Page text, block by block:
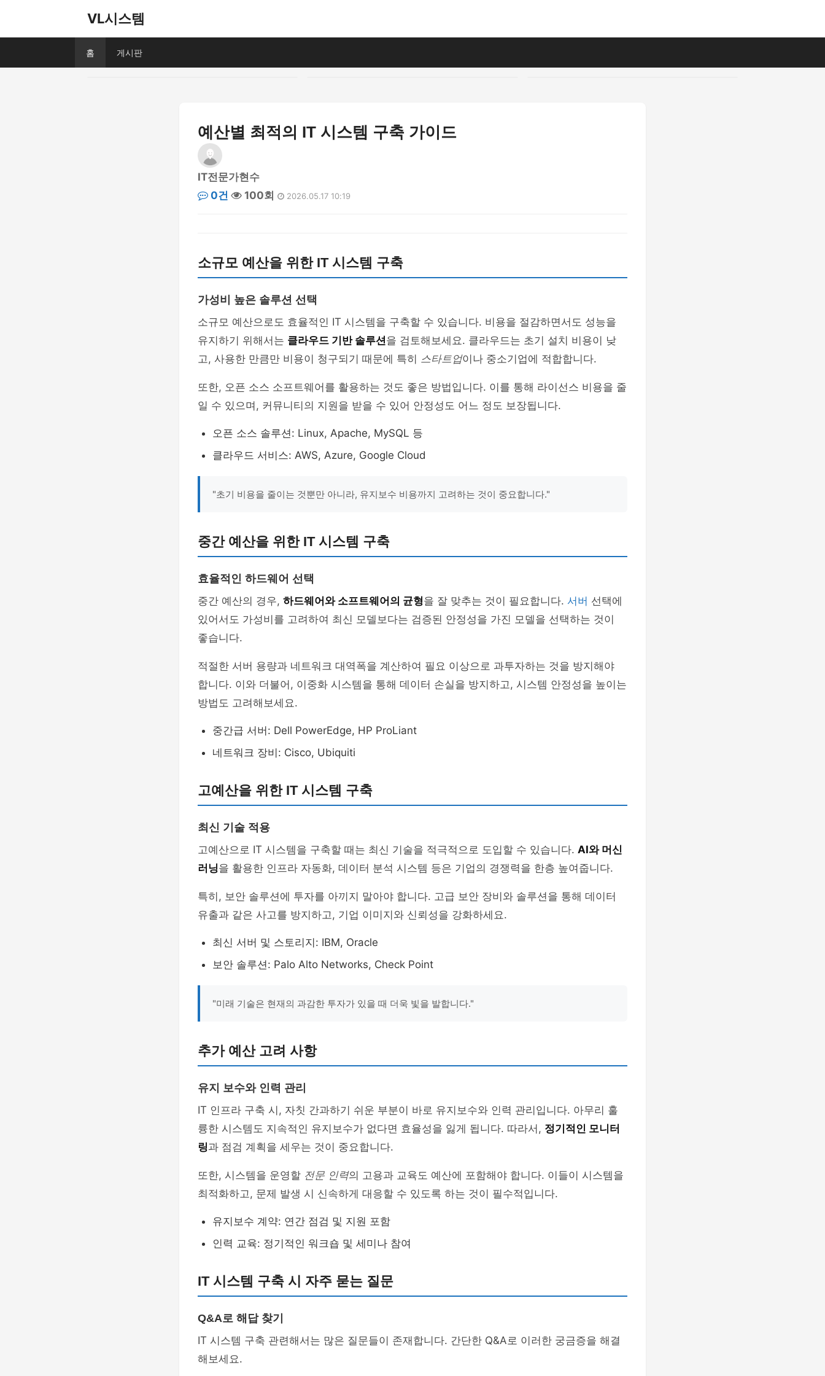
VL시스템
홈 게시판
예산별 최적의 IT 시스템 구축 가이드
IT전문가현수
0건
100회 2026.05.17 10:19
소규모 예산을 위한 IT 시스템 구축
가성비 높은 솔루션 선택
소규모 예산으로도 효율적인 IT 시스템을 구축할 수 있습니다. 비용을 절감하면서도 성능을
유지하기 위해서는 클라우드 기반 솔루션을 검토해보세요. 클라우드는 초기 설치 비용이 낮
고, 사용한 만큼만 비용이 청구되기 때문에 특히 스타트업이나 중소기업에 적합합니다.
또한, 오픈 소스 소프트웨어를 활용하는 것도 좋은 방법입니다. 이를 통해 라이선스 비용을 줄
일 수 있으며, 커뮤니티의 지원을 받을 수 있어 안정성도 어느 정도 보장됩니다.
오픈 소스 솔루션: Linux, Apache, MySQL 등
클라우드 서비스: AWS, Azure, Google Cloud
"초기 비용을 줄이는 것뿐만 아니라, 유지보수 비용까지 고려하는 것이 중요합니다."
중간 예산을 위한 IT 시스템 구축
효율적인 하드웨어 선택
중간 예산의 경우, 하드웨어와 소프트웨어의 균형을 잘 맞추는 것이 필요합니다. 서버 선택에
있어서도 가성비를 고려하여 최신 모델보다는 검증된 안정성을 가진 모델을 선택하는 것이
좋습니다.
적절한 서버 용량과 네트워크 대역폭을 계산하여 필요 이상으로 과투자하는 것을 방지해야
합니다. 이와 더불어, 이중화 시스템을 통해 데이터 손실을 방지하고, 시스템 안정성을 높이는
방법도 고려해보세요.
중간급 서버: Dell PowerEdge, HP ProLiant
네트워크 장비: Cisco, Ubiquiti
고예산을 위한 IT 시스템 구축
최신 기술 적용
고예산으로 IT 시스템을 구축할 때는 최신 기술을 적극적으로 도입할 수 있습니다. AI와 머신
러닝을 활용한 인프라 자동화, 데이터 분석 시스템 등은 기업의 경쟁력을 한층 높여줍니다.
특히, 보안 솔루션에 투자를 아끼지 말아야 합니다. 고급 보안 장비와 솔루션을 통해 데이터
유출과 같은 사고를 방지하고, 기업 이미지와 신뢰성을 강화하세요.
최신 서버 및 스토리지: IBM, Oracle
보안 솔루션: Palo Alto Networks, Check Point
"미래 기술은 현재의 과감한 투자가 있을 때 더욱 빛을 발합니다."
추가 예산 고려 사항
유지 보수와 인력 관리
IT 인프라 구축 시, 자칫 간과하기 쉬운 부분이 바로 유지보수와 인력 관리입니다. 아무리 훌
륭한 시스템도 지속적인 유지보수가 없다면 효율성을 잃게 됩니다. 따라서, 정기적인 모니터
링과 점검 계획을 세우는 것이 중요합니다.
또한, 시스템을 운영할 전문 인력의 고용과 교육도 예산에 포함해야 합니다. 이들이 시스템을
최적화하고, 문제 발생 시 신속하게 대응할 수 있도록 하는 것이 필수적입니다.
유지보수 계약: 연간 점검 및 지원 포함
인력 교육: 정기적인 워크숍 및 세미나 참여
IT 시스템 구축 시 자주 묻는 질문
Q&A로 해답 찾기
IT 시스템 구축 관련해서는 많은 질문들이 존재합니다. 간단한 Q&A로 이러한 궁금증을 해결
해보세요.